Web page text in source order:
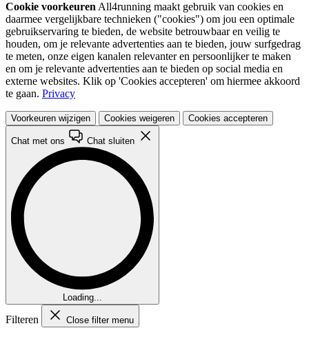
Cookie voorkeuren All4running maakt gebruik van cookies en
daarmee vergelijkbare technieken ("cookies") om jou een optimale
gebruikservaring te bieden, de website betrouwbaar en veilig te
houden, om je relevante advertenties aan te bieden, jouw surfgedrag
te meten, onze eigen kanalen relevanter en persoonlijker te maken
en om je relevante advertenties aan te bieden op social media en
externe websites. Klik op 'Cookies accepteren' om hiermee akkoord
te gaan. Privacy
Voorkeuren wijzigen Cookies weigeren Cookies accepteren
Chat met ons Chat sluiten
Loading...
Filteren Close filter menu